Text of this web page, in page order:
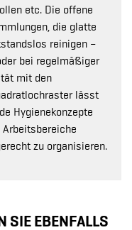
etc. Die offene
die glatte
reinigen –
bei regelmäßiger
mit den
lässt
Hygienekonzepte
zu organisieren.
SIE EBENFALLS